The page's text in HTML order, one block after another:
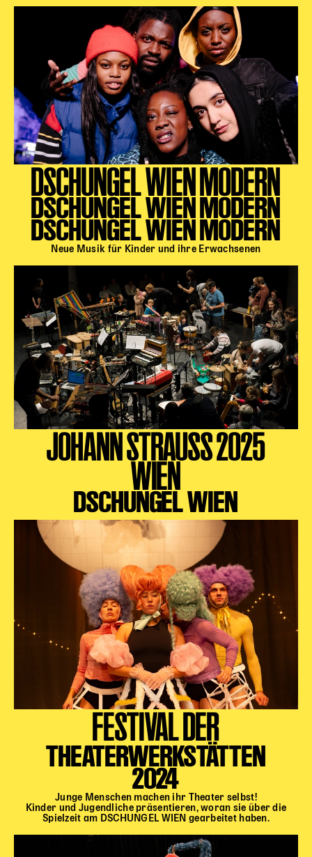
DSCHUNGEL WIEN MODERN
DSCHUNGEL WIEN MODERN
DSCHUNGEL WIEN MODERN
Neue Musik für Kinder und ihre Erwachsenen
JOHANN STRAUSS 2025
WIEN
DSCHUNGEL WIEN
FESTIVAL DER
THEATERWERKSTÄTTEN
2024
Junge Menschen machen ihr Theater selbst!
Kinder und Jugendliche präsentieren, woran sie über die
Spielzeit am DSCHUNGEL WIEN gearbeitet haben.